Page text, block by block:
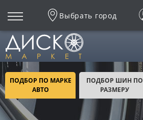
Выбрать город
ПОДБОР ПО МАРКЕ
АВТО
ПОДБОР ШИН ПО
РАЗМЕРУ